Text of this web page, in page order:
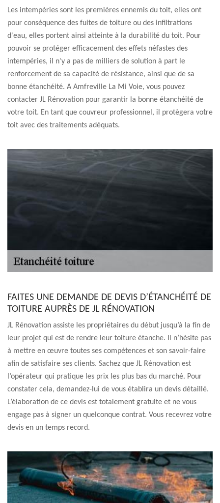
Les intempéries sont les premières ennemis du toit, elles ont
pour conséquence des fuites de toiture ou des infiltrations
d'eau, elles portent ainsi atteinte à la durabilité du toit. Pour
pouvoir se protéger efficacement des effets néfastes des
intempéries, il n'y a pas de milliers de solution à part le
renforcement de sa capacité de résistance, ainsi que de sa
bonne étanchéité. A Amfreville La Mi Voie, vous pouvez
contacter JL Rénovation pour garantir la bonne étanchéité de
votre toit. En tant que couvreur professionnel, il protègera votre
toit avec des traitements adéquats.
FAITES UNE DEMANDE DE DEVIS D’ÉTANCHÉITÉ DE
TOITURE AUPRÈS DE JL RÉNOVATION
JL Rénovation assiste les propriétaires du début jusqu’à la fin de
leur projet qui est de rendre leur toiture étanche. Il n’hésite pas
à mettre en œuvre toutes ses compétences et son savoir-faire
afin de satisfaire ses clients. Sachez que JL Rénovation est
l’opérateur qui pratique les prix les plus bas du marché. Pour
constater cela, demandez-lui de vous établira un devis détaillé.
L’élaboration de ce devis est totalement gratuite et ne vous
engage pas à signer un quelconque contrat. Vous recevrez votre
devis en un temps record.